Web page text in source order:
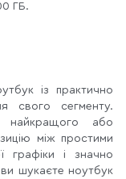
ГБ.
із практично
свого сегменту.
або
між простими
графіки і значно
шукаєте ноутбук